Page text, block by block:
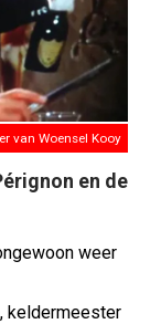
van Woensel Kooy
en de
weer
keldermeester